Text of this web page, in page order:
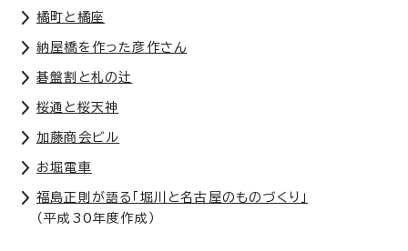
橘町と橘座
納屋橋を作った彦作さん
碁盤割と札の辻
桜通と桜天神
加藤商会ビル
お堀電車
福島正則が語る「堀川と名古屋のものづくり」
（平成30年度作成）